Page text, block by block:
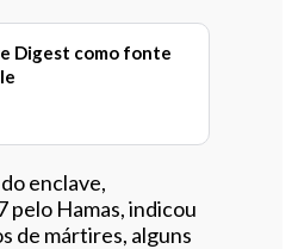
Digest como fonte
enclave,
pelo Hamas, indicou
de mártires, alguns